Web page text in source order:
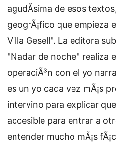
agudÃ­sima de esos
geogrÃ¡fico que empieza
Villa Gesell". La editora
"Nadar de noche" realiza
operaciÃ³n con el yo
es un yo cada vez mÃ¡s
intervino para explicar
accesible para entrar a
entender mucho mÃ¡s